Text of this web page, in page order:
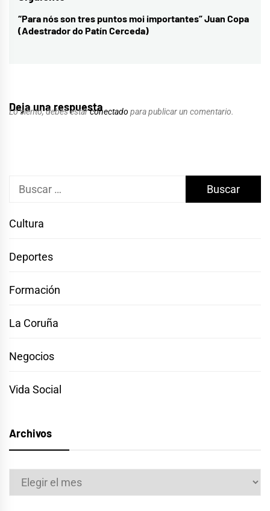
Entrada
siguiente:
“Para nós son tres puntos moi importantes” Juan Copa
(Adestrador do Patín Cerceda)
Deja una respuesta
Lo siento, debes estarconectado para publicar un comentario.
Buscar:
Cultura
Deportes
Formación
La Coruña
Negocios
Vida Social
Archivos
Archivos